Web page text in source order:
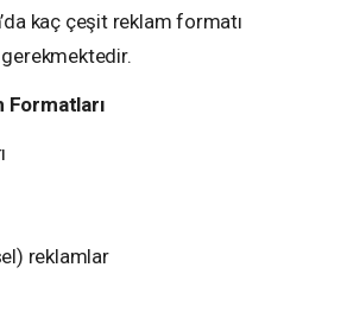
kaç çeşit reklam formatı
Formatları
reklamlar